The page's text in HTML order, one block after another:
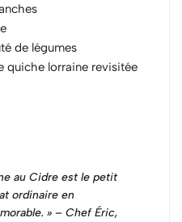
de légumes
quiche lorraine revisitée
au Cidre est le petit
ordinaire en
» – Chef Éric,